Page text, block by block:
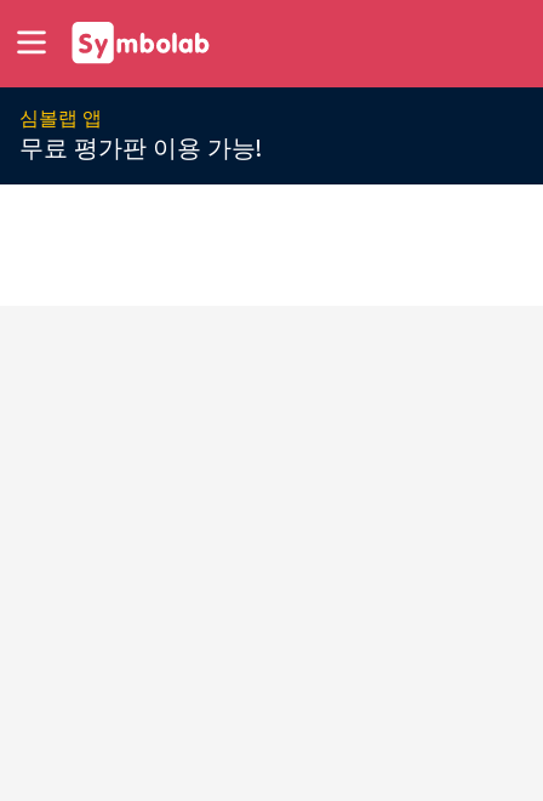
심볼랩 앱
무료 평가판 이용 가능!